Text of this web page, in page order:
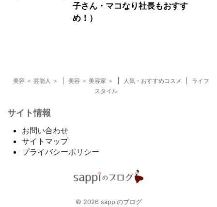
子さん・マコなり社長もおすす
め！）
美容 ＜ 芸能人 ＞ 美容 ＜ 美容家 ＞ 人気・おすすめコスメ
ライフ
スタイル
サイト情報
お問い合わせ
サイトマップ
プライバシーポリシー
© 2026 sappiのブログ